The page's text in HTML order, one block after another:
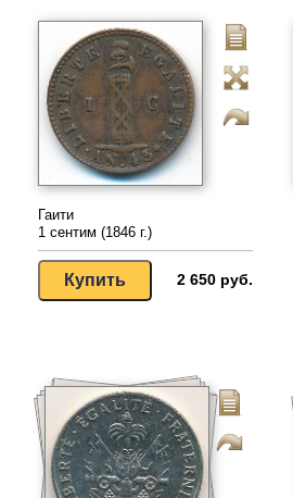
Гаити
1 сентим (1846 г.)
2 650 руб.